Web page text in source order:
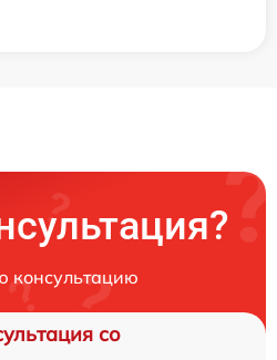
консультацию
со